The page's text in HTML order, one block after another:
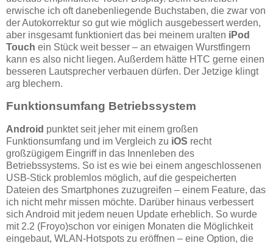
erwische ich oft danebenliegende Buchstaben, die zwar von
der Autokorrektur so gut wie möglich ausgebessert werden,
aber insgesamt funktioniert das bei meinem uralten iPod
Touch ein Stück weit besser – an etwaigen Wurstfingern
kann es also nicht liegen. Außerdem hätte HTC gerne einen
besseren Lautsprecher verbauen dürfen. Der Jetzige klingt
arg blechern.
Funktionsumfang Betriebssystem
Android punktet seit jeher mit einem großen
Funktionsumfang und im Vergleich zu iOS recht
großzügigem Eingriff in das Innenleben des
Betriebssystems. So ist es wie bei einem angeschlossenen
USB-Stick problemlos möglich, auf die gespeicherten
Dateien des Smartphones zuzugreifen – einem Feature, das
ich nicht mehr missen möchte. Darüber hinaus verbessert
sich Android mit jedem neuen Update erheblich. So wurde
mit 2.2 (Froyo)schon vor einigen Monaten die Möglichkeit
eingebaut, WLAN-Hotspots zu eröffnen – eine Option, die